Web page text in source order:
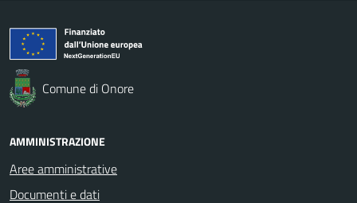
Comune di Onore
AMMINISTRAZIONE
Aree amministrative
Documenti e dati